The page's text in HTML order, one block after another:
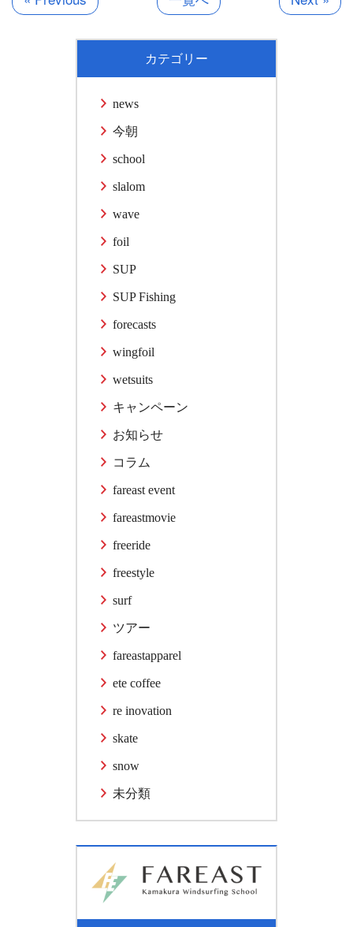
カテゴリー
news
今朝
school
slalom
wave
foil
SUP
SUP Fishing
forecasts
wingfoil
wetsuits
キャンペーン
お知らせ
コラム
fareast event
fareastmovie
freeride
freestyle
surf
ツアー
fareastapparel
ete coffee
re inovation
skate
snow
未分類